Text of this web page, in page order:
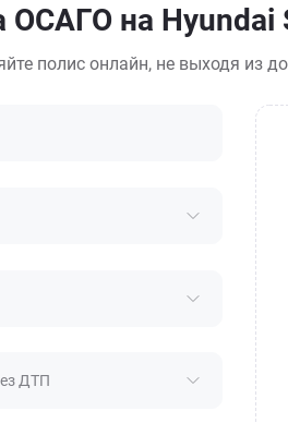
ОСАГО на Hyundai
полис онлайн, не выходя из
ДТП